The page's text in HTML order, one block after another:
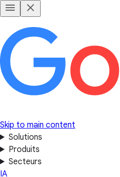
Skip to main content
Solutions
Produits
Secteurs
IA